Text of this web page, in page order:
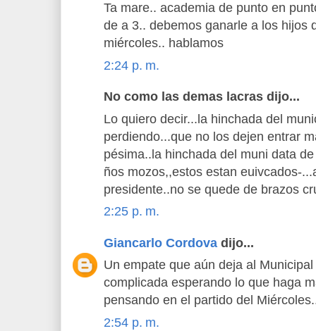
Ta mare.. academia de punto en
de a 3.. debemos ganarle a los hijos
miércoles.. hablamos
2:24 p. m.
No como las demas lacras dijo...
Lo quiero decir...la hinchada del
perdiendo...que no los dejen entrar
pésima..la hinchada del muni data
ños mozos,,estos estan euivcados-
presidente..no se quede de brazos
2:25 p. m.
Giancarlo Cordova dijo...
Un empate que aún deja al
complicada esperando lo que haga
pensando en el partido del
2:54 p. m.